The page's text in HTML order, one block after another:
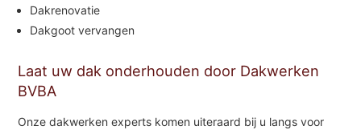
Dakrenovatie
Dakgoot vervangen
Laat uw dak onderhouden door Dakwerken
BVBA
Onze dakwerken experts komen uiteraard bij u langs voor